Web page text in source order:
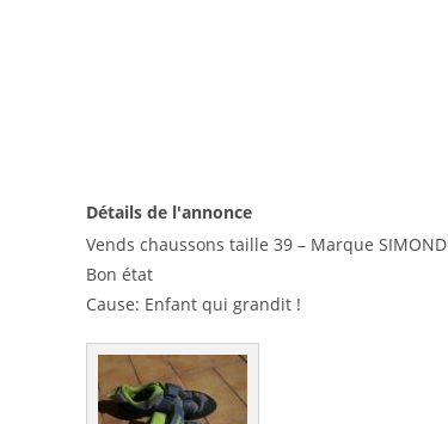
Détails de l'annonce
Vends chaussons taille 39 – Marque SIMOND
Bon état
Cause: Enfant qui grandit !